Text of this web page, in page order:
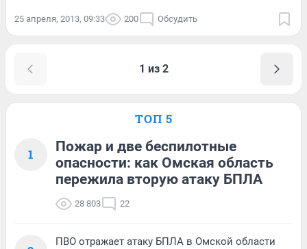
25 апреля, 2013, 09:33 200 Обсудить
1 из 2
ТОП 5
1
Пожар и две беспилотные
опасности: как Омская область
пережила вторую атаку БПЛА
28 803 22
ПВО отражает атаку БПЛА в Омской области